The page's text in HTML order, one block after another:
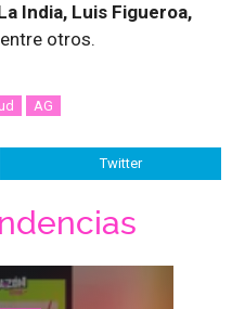
India, Luis Figueroa,
entre otros.
AG
Twitter